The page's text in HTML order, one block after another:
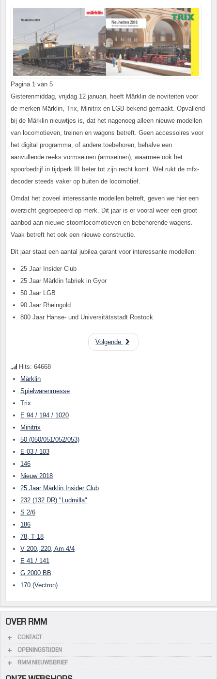
Pagina 1 van 5
Gisterenmiddag, vrijdag 12 januari, heeft Märklin de noviteiten voor
de merken Märklin, Trix, Minitrix en LGB bekend gemaakt. Opvallend
bij de Märklin nieuwtjes is, dat het nagenoeg alleen nieuwe modellen
van locomotieven, treinen en wagons betreft. Geen accessoires voor
het digital programma, of andere toebehoren, behalve een
aanvullende reeks vormseinen (armseinen), waarmee ook het
spoorbedrijf in tijdperk III beter tot zijn recht komt. Wel rukt de mfx-
decoder steeds vaker op buiten de locomotief.
Omdat het zoveel interessante modellen betreft, geven we hier een
overzicht gegroepeerd op merk. Dit jaar is er vooral weer een groot
aanbod aan nieuwe stoomlocomotieven en bebehorende wagens.
Vaak betreft het ook een nieuwe constructie.
Dit jaar staat een aantal jubilea garant voor interessante modellen:
25 Jaar Insider Club
25 Jaar Märklin fabriek in Gyor
50 Jaar LGB
90 Jaar Rheingold
800 Jaar Hanse- und Universitätsstadt Rostock
Volgende
Hits: 64668
Märklin
Spielwarenmesse
Trix
E 94 / 194 / 1020
Minitrix
50 (050/051/052/053)
E 03 / 103
146
Nieuw 2018
25 Jaar Märklin Insider Club
232 (132 DR) "Ludmilla"
S 2/6
186
78, T 18
V 200, 220, Am 4/4
E 41 / 141
G 2000 BB
170 (Vectron)
OVER RMM
CONTACT
OPENINGSTIJDEN
RMM NIEUWSBRIEF